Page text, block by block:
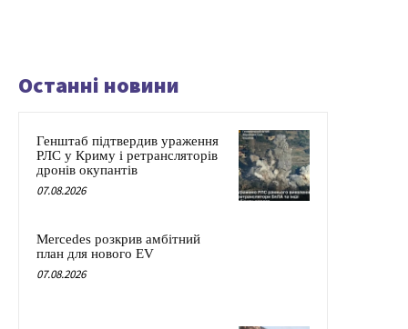
Останні новини
Генштаб підтвердив ураження
РЛС у Криму і ретрансляторів
дронів окупантів
07.08.2026
Mercedes розкрив амбітний
план для нового EV
07.08.2026